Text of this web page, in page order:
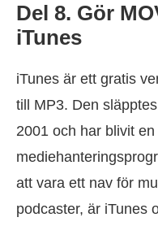
Del 8. Gör
iTunes
iTunes är ett gratis
till MP3. Den
2001 och har blivit
att vara ett nav för
podcaster, är iTunes